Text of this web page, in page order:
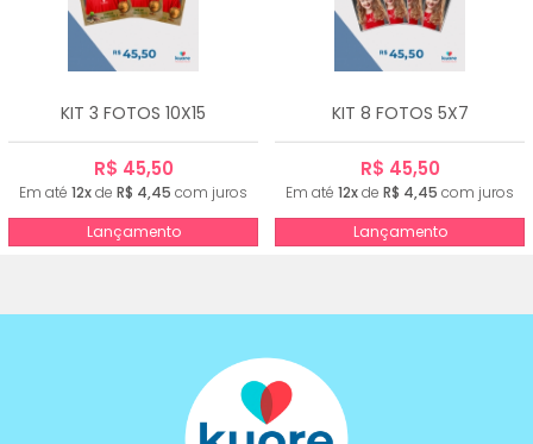
KIT 3 FOTOS 10X15
R$ 45,50
Em até 12xde R$ 4,45 com juros
Lançamento
KIT 8 FOTOS 5X7
R$ 45,50
Em até 12xde R$ 4,45 com juros
Lançamento